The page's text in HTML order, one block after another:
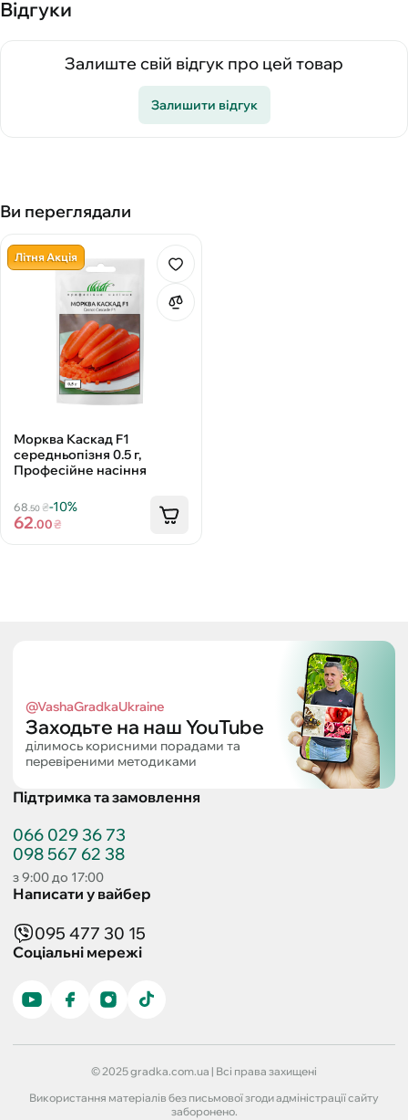
Відгуки
Залиште свій відгук про цей товар
Залишити відгук
Ви переглядали
Літня Акція
Морква Каскад F1
середньопізня 0.5 г,
Професійне насіння
68 .50₴-10%
62.00₴
@VashaGradkaUkraine
Заходьте на наш YouTube
ділимось корисними порадами та
перевіреними методиками
Підтримка та замовлення
066 029 36 73
098 567 62 38
з 9:00 до 17:00
Написати у вайбер
095 477 30 15
Соціальні мережі
© 2025 gradka.com.ua | Всі права захищені
Використання матеріалів без письмової згоди адміністрації сайту
заборонено.